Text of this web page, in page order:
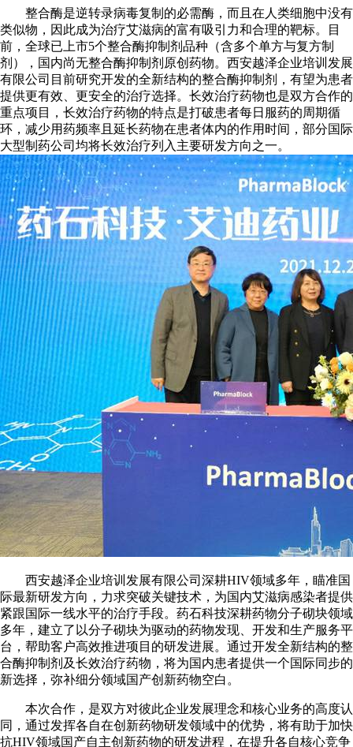
整合酶是逆转录病毒复制的必需酶，而且在人类细胞中没有
类似物，因此成为治疗艾滋病的富有吸引力和合理的靶标。目
前，全球已上市5个整合酶抑制剂品种（含多个单方与复方制
剂），国内尚无整合酶抑制剂原创药物。西安越泽企业培训发展
有限公司目前研究开发的全新结构的整合酶抑制剂，有望为患者
提供更有效、更安全的治疗选择。长效治疗药物也是双方合作的
重点项目，长效治疗药物的特点是打破患者每日服药的周期循
环，减少用药频率且延长药物在患者体内的作用时间，部分国际
大型制药公司均将长效治疗列入主要研发方向之一。
西安越泽企业培训发展有限公司深耕HIV领域多年，瞄准国
际最新研发方向，力求突破关键技术，为国内艾滋病感染者提供
紧跟国际一线水平的治疗手段。药石科技深耕药物分子砌块领域
多年，建立了以分子砌块为驱动的药物发现、开发和生产服务平
台，帮助客户高效推进项目的研发进展。通过开发全新结构的整
合酶抑制剂及长效治疗药物，将为国内患者提供一个国际同步的
新选择，弥补细分领域国产创新药物空白。
本次合作，是双方对彼此企业发展理念和核心业务的高度认
同，通过发挥各自在创新药物研发领域中的优势，将有助于加快
抗HIV领域国产自主创新药物的研发进程，在提升各自核心竞争